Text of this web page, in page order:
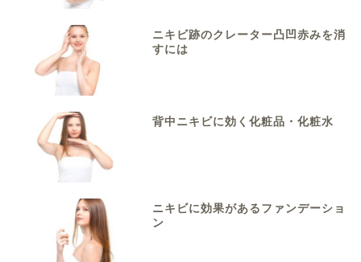
ニキビ跡のクレーター凸凹赤みを消
すには
背中ニキビに効く化粧品・化粧水
ニキビに効果があるファンデーショ
ン